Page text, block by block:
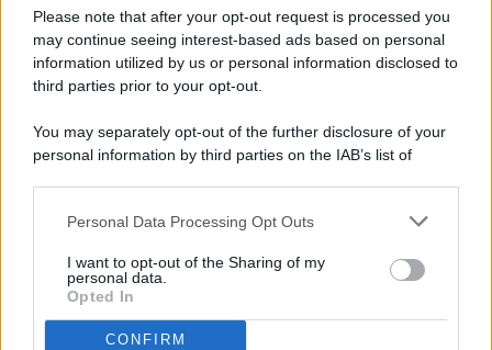
Please note that after your opt-out request is processed you
may continue seeing interest-based ads based on personal
information utilized by us or personal information disclosed to
third parties prior to your opt-out.
You may separately opt-out of the further disclosure of your
personal information by third parties on the IAB’s list of
This information may also be disclosed by us to third parties
disclose it to other third parties.
Personal Data Processing Opt Outs
I want to opt-out of the Sharing of my
personal data.
Opted In
CONFIRM
ISCRIZIONE AL ROC N. 35792 – ISCRITTA ALL’ANSO
(ASSOCIAZIONE NAZIONALE STAMPA ONLINE)
PREFERENZE PRIVACY